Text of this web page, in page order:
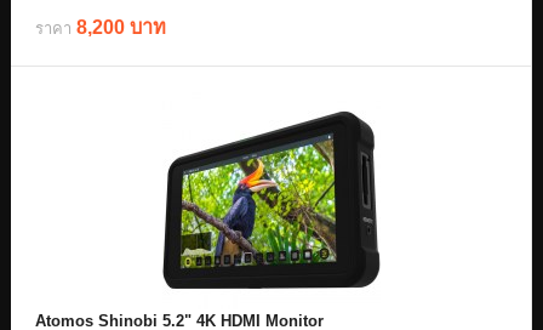
ราคา 8,200 บาท
Atomos Shinobi 5.2" 4K HDMI Monitor